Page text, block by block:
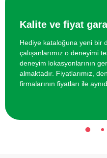
Kalite ve fiyat
Hediye kataloğuna yeni bir
çalışanlarımız o deneyimi
deneyim lokasyonlarının
almaktadır. Fiyatlarımız,
firmalarının fiyatları ile